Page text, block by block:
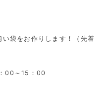
袋をお作りします！（先着
00～15：00